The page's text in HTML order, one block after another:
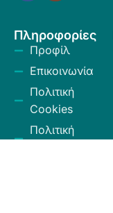
Πληροφορίες
Προφίλ
Επικοινωνία
Πολιτική
Cookies
Πολιτική